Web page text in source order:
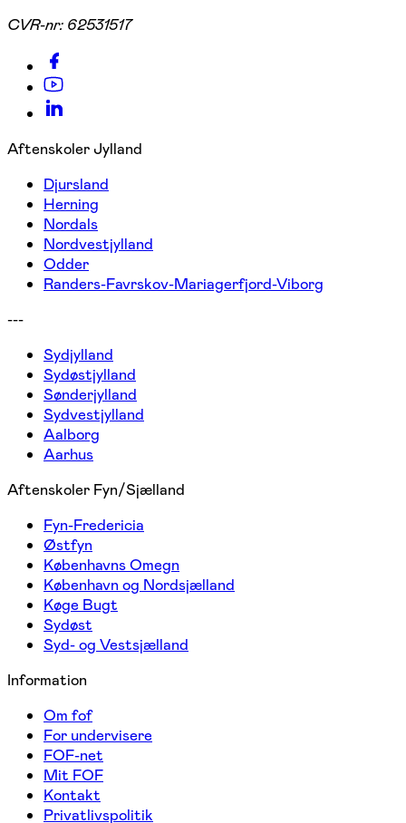
CVR-nr: 62531517
Aftenskoler Jylland
Djursland
Herning
Nordals
Nordvestjylland
Odder
Randers-Favrskov-Mariagerfjord-Viborg
---
Sydjylland
Sydøstjylland
Sønderjylland
Sydvestjylland
Aalborg
Aarhus
Aftenskoler Fyn/Sjælland
Fyn-Fredericia
Østfyn
Københavns Omegn
København og Nordsjælland
Køge Bugt
Sydøst
Syd- og Vestsjælland
Information
Om fof
For undervisere
FOF-net
Mit FOF
Kontakt
Privatlivspolitik